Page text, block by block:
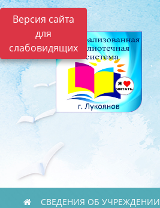
Версия сайта
для
слабовидящих
СВЕДЕНИЯ ОБ УЧРЕЖДЕНИИ